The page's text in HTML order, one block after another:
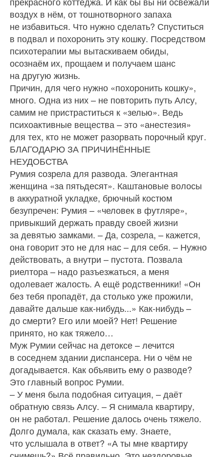
воздух в нём, от тошнотворного запаха
не избавиться. Что нужно сделать? Спуститься
в подвал и похоронить эту кошку. Посредством
психотерапии мы вытаскиваем обиды,
осознаём их, прощаем и получаем шанс
на другую жизнь.
Причин, для чего нужно «похоронить кошку»,
много. Одна из них – не повторить путь Алсу,
самим не пристраститься к «зелью». Ведь
психоактивные вещества – это «анестезия»
для тех, кто не может разорвать порочный круг.
БЛАГОДАРЮ ЗА ПРИЧИНЁННЫЕ
НЕУДОБСТВА
Румия созрела для развода. Элегантная
женщина «за пятьдесят». Каштановые волосы
в аккуратной укладке, брючный костюм
безупречен: Румия – «человек в футляре»,
привыкший держать правду своей жизни
за девятью замками. – Да, созрела, – кажется,
она говорит это не для нас – для себя. – Нужно
действовать, а внутри – пустота. Позвала
риелтора – надо разъезжаться, а меня
одолевает жалость. А ещё родственники! «Он
без тебя пропадёт, да столько уже прожили,
давайте дальше как-нибудь...» Как-нибудь –
до смерти? Его или моей? Нет! Решение
принято, но как тяжело…
Муж Румии сейчас на детоксе – лечится
в соседнем здании диспансера. Ни о чём не
догадывается. Как объявить ему о разводе?
Это главный вопрос Румии.
– У меня была подобная ситуация, – даёт
обратную связь Алсу. – Я снимала квартиру,
он не работал. Решение далось очень тяжело.
Долго думала, как сказать ему. Знаете,
что услышала в ответ? «А ты мне квартиру